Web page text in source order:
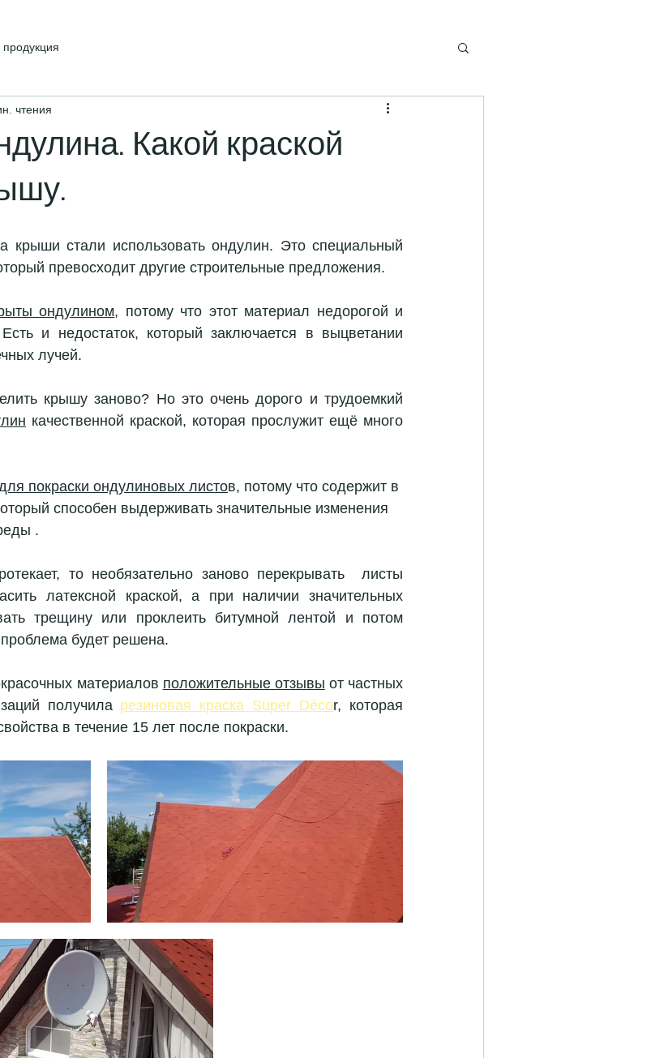
Какой краской
чтения
крыши стали использовать ондулин. Это специальный
превосходит другие строительные предложения.
ондулином, потому что этот материал недорогой и
и недостаток, который заключается в выцветании
лучей.
крышу заново? Но это очень дорого и трудоемкий
качественной краской, которая прослужит ещё много
покраски ондулиновых листов, потому что содержит в
способен выдерживать значительные изменения
.
то необязательно заново перекрывать  листы
латексной краской, а при наличии значительных
трещину или проклеить битумной лентой и потом
будет решена.
материалов положительные отзывы от частных
получила резиновая краска Super Décor, которая
в течение 15 лет после покраски.